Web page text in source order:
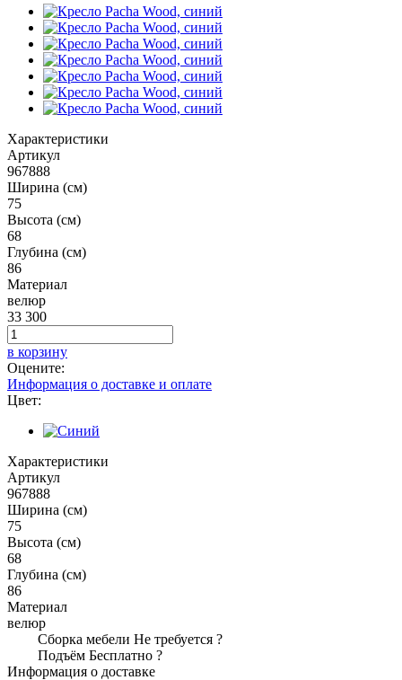
Характеристики
Артикул
967888
Ширина (см)
75
Высота (см)
68
Глубина (см)
86
Материал
велюр
33 300
в корзину
Оцените:
Информация о доставке и оплате
Цвет:
Характеристики
Артикул
967888
Ширина (см)
75
Высота (см)
68
Глубина (см)
86
Материал
велюр
Сборка мебели Не требуется ?
Подъём Бесплатно ?
Информация о доставке